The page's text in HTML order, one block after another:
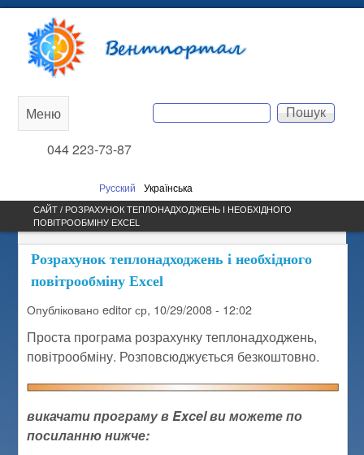
вмісту
Вентпортал
Пошукова форма
Пошук
044 223-73-87
Русский Українська
Main
menu
Меню
САЙТ / РОЗРАХУНОК ТЕПЛОНАДХОДЖЕНЬ І НЕОБХІДНОГО
ПОВІТРООБМІНУ EXCEL
Розрахунок теплонадходжень і необхідного
повітрообміну Excel
Опублікованоeditor ср, 10/29/2008 - 12:02
Проста програма розрахунку теплонадходжень,
повітрообміну. Розповсюджується безкоштовно.
викачати програму в Excel ви можете по
посиланню нижче: